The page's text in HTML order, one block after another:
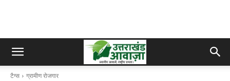
टैग्स ग्रामीण रोजगार